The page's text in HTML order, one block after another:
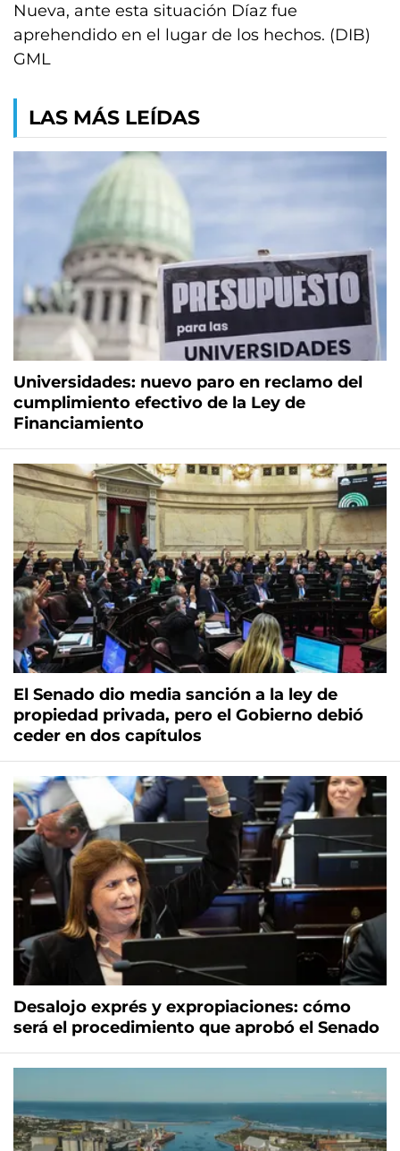
Nueva, ante esta situación Díaz fue
aprehendido en el lugar de los hechos. (DIB)
GML
LAS MÁS LEÍDAS
Universidades: nuevo paro en reclamo del
cumplimiento efectivo de la Ley de
Financiamiento
El Senado dio media sanción a la ley de
propiedad privada, pero el Gobierno debió
ceder en dos capítulos
Desalojo exprés y expropiaciones: cómo
será el procedimiento que aprobó el Senado